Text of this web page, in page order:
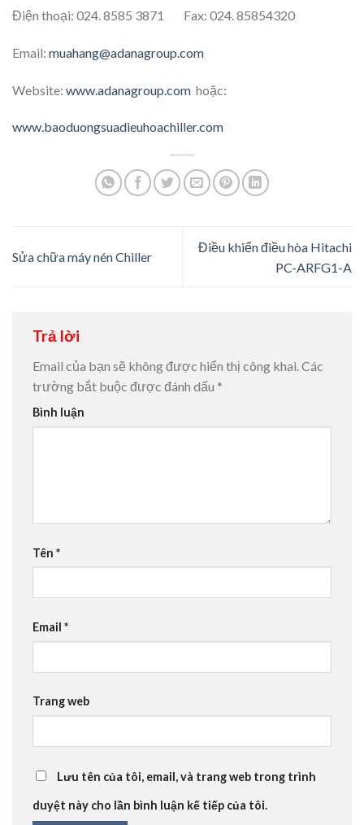
Điện thoại: 024. 8585 3871 Fax: 024. 85854320
Email: muahang@adanagroup.com
Website: www.adanagroup.com hoặc:
www.baoduongsuadieuhoachiller.com
Sửa chữa máy nén Chiller
Điều khiển điều hòa Hitachi
PC-ARFG1-A
Trả lời
Email của bạn sẽ không được hiển thị công khai.Các
trường bắt buộc được đánh dấu *
Bình luận
Tên *
Email *
Trang web
Lưu tên của tôi, email, và trang web trong trình
duyệt này cho lần bình luận kế tiếp của tôi.